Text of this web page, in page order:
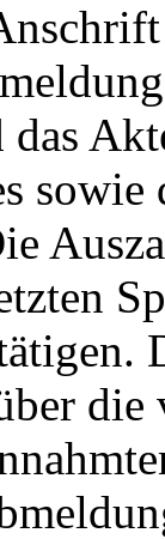
sowie